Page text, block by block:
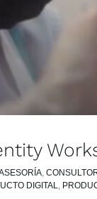
,
DIGITAL,